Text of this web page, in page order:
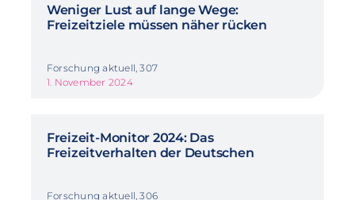
Weniger Lust auf lange Wege:
Freizeitziele müssen näher rücken
Forschung aktuell, 307
1. November 2024
Freizeit-Monitor 2024: Das
Freizeitverhalten der Deutschen
Forschung aktuell, 306